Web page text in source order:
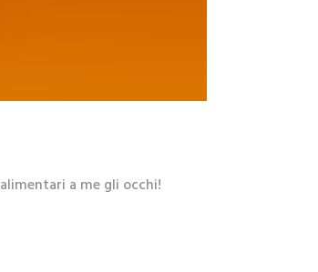
alimentari a me gli occhi!